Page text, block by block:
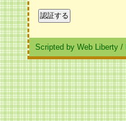
Scripted by Web Liberty /